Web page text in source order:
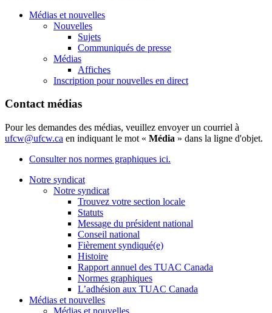
Médias et nouvelles
Nouvelles
Sujets
Communiqués de presse
Médias
Affiches
Inscription pour nouvelles en direct
Contact médias
Pour les demandes des médias, veuillez envoyer un courriel à
ufcw@ufcw.ca en indiquant le mot « Média » dans la ligne d'objet.
Consulter nos normes graphiques ici.
Notre syndicat
Notre syndicat
Trouvez votre section locale
Statuts
Message du président national
Conseil national
Fièrement syndiqué(e)
Histoire
Rapport annuel des TUAC Canada
Normes graphiques
L’adhésion aux TUAC Canada
Médias et nouvelles